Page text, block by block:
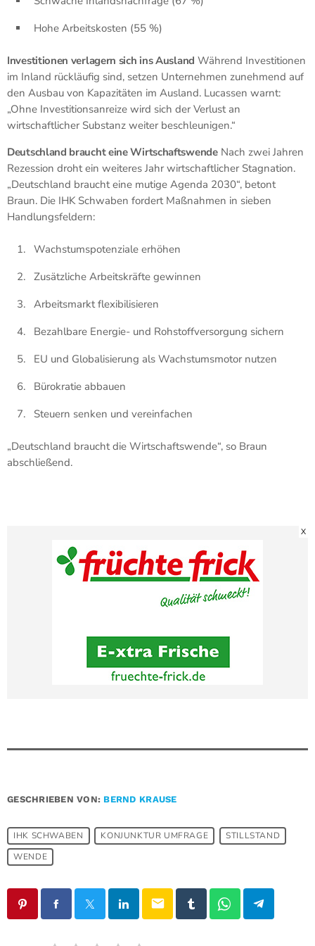
Hohe Arbeitskosten (55 %)
Investitionen verlagern sich ins Ausland Während Investitionen
im Inland rückläufig sind, setzen Unternehmen zunehmend auf
den Ausbau von Kapazitäten im Ausland. Lucassen warnt:
„Ohne Investitionsanreize wird sich der Verlust an
wirtschaftlicher Substanz weiter beschleunigen.“
Deutschland braucht eine WirtschaftswendeNach zwei Jahren
Rezession droht ein weiteres Jahr wirtschaftlicher Stagnation.
„Deutschland braucht eine mutige Agenda 2030“, betont
Braun. Die IHK Schwaben fordert Maßnahmen in sieben
Handlungsfeldern:
Wachstumspotenziale erhöhen
Zusätzliche Arbeitskräfte gewinnen
Arbeitsmarkt flexibilisieren
Bezahlbare Energie- und Rohstoffversorgung sichern
EU und Globalisierung als Wachstumsmotor nutzen
Bürokratie abbauen
Steuern senken und vereinfachen
„Deutschland braucht die Wirtschaftswende“, so Braun
abschließend.
X
GESCHRIEBEN VON: BERND KRAUSE
IHK SCHWABEN KONJUNKTUR UMFRAGE
STILLSTAND
WENDE
email